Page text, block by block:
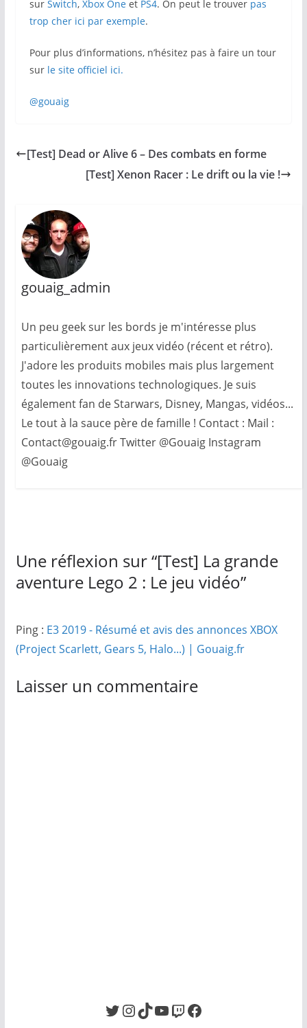
sur Switch, Xbox Oneet PS4. On peut le trouver pas
trop cher ici par exemple.
Pour plus d’informations, n’hésitez pas à faire un tour
sur le site officiel ici.
@gouaig
[Test] Dead or Alive 6 – Des combats en forme
[Test] Xenon Racer : Le drift ou la vie !
gouaig_admin
Un peu geek sur les bords je m'intéresse plus
particulièrement aux jeux vidéo (récent et rétro).
J'adore les produits mobiles mais plus largement
toutes les innovations technologiques. Je suis
également fan de Starwars, Disney, Mangas, vidéos...
Le tout à la sauce père de famille ! Contact : Mail :
Contact@gouaig.fr Twitter @Gouaig Instagram
@Gouaig
Une réflexion sur “[Test] La grande
aventure Lego 2 : Le jeu vidéo”
Ping : E3 2019 - Résumé et avis des annonces XBOX
(Project Scarlett, Gears 5, Halo...) | Gouaig.fr
Laisser un commentaire
Twitter InstagramTikTok YouTube Twitch Facebook